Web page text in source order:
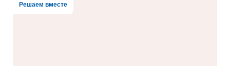
Решаем вместе